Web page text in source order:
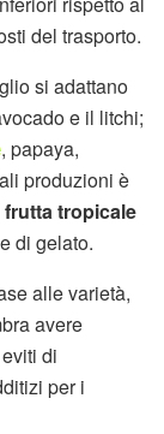
del trasporto.
si adattano
e il litchi;
, papaya,
produzioni è
frutta tropicale
di gelato.
alle varietà,
avere
di
per i